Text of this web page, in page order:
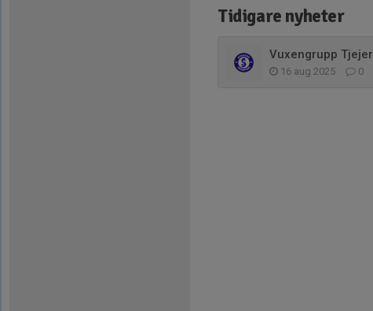
Tidigare nyheter
Vuxengrupp Tjejer
16 aug 2025 0